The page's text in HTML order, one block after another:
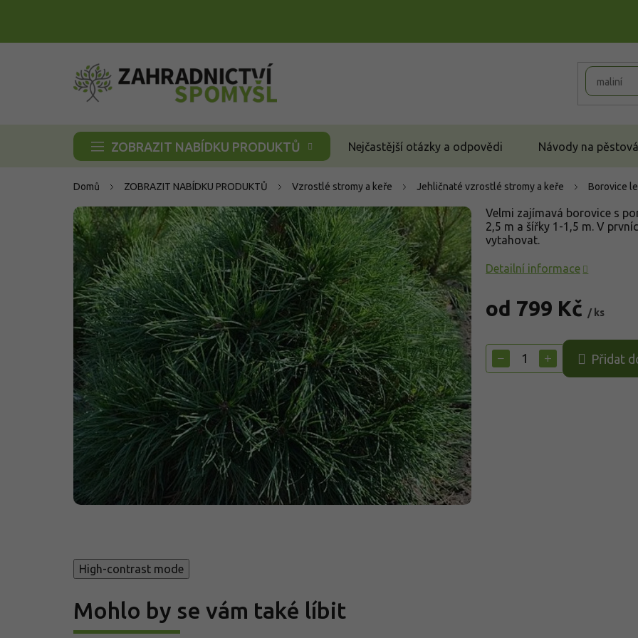
ZOBRAZIT NABÍDKU PRODUKTŮ Nejčastější otázky a odpovědi Návody na
Domů ZOBRAZIT NABÍDKU PRODUKTŮ Vzrostlé stromy a keře Jehličnaté vzrostlé stromy a keře Borovice
od 799 Kč / ks
cena:
+
− Přidat
Velmi zajímavá borovice s
2,5 m a šířky 1-1,5 m. V
vytahovat.
Detailní informace
High-contrast mode
Mohlo by se vám také líbit